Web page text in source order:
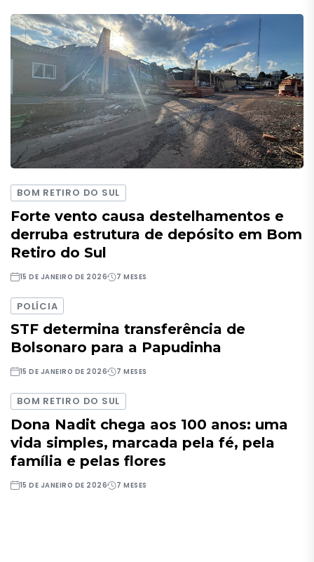
BOM RETIRO DO SUL
Forte vento causa destelhamentos e
derruba estrutura de depósito em Bom
Retiro do Sul
15 DE JANEIRO DE 2026 7 MESES
POLÍCIA
STF determina transferência de
Bolsonaro para a Papudinha
15 DE JANEIRO DE 2026 7 MESES
BOM RETIRO DO SUL
Dona Nadit chega aos 100 anos: uma
vida simples, marcada pela fé, pela
família e pelas flores
15 DE JANEIRO DE 2026 7 MESES